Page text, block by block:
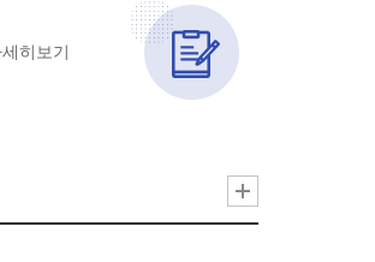
로그아웃
히보기